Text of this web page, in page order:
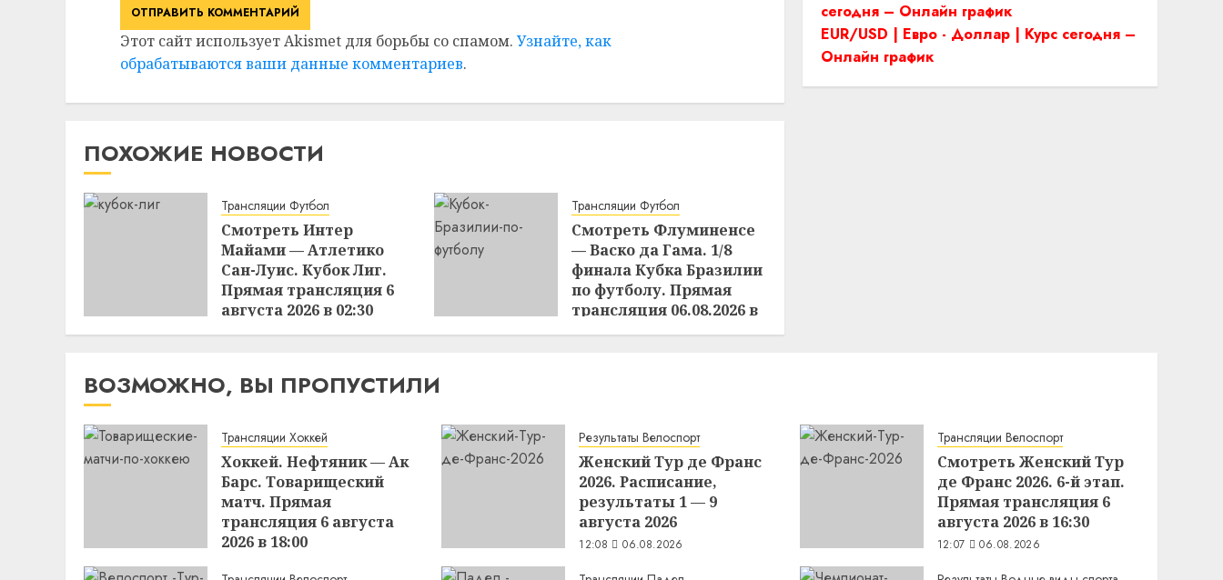
Этот сайт использует Akismet для борьбы со спамом. Узнайте, как
обрабатываются ваши данные комментариев.
ПОХОЖИЕ НОВОСТИ
Трансляции Футбол
Смотреть Интер
Майами — Атлетико
Сан-Луис. Кубок Лиг.
Прямая трансляция 6
августа 2026 в 02:30
22:17 05.08.2026
Трансляции Футбол
Смотреть Флуминенсе
— Васко да Гама. 1/8
финала Кубка Бразилии
по футболу. Прямая
трансляция 06.08.2026 в
03:30
сегодня – Онлайн график
EUR/USD | Евро - Доллар | Курс сегодня –
Онлайн график
ВОЗМОЖНО, ВЫ ПРОПУСТИЛИ
Трансляции Хоккей
Хоккей. Нефтяник — Ак
Барс. Товарищеский
матч. Прямая
трансляция 6 августа
2026 в 18:00
Результаты Велоспорт
Женский Тур де Франс
2026. Расписание,
результаты 1 — 9
августа 2026
12:08 06.08.2026
Трансляции Велоспорт
Смотреть Женский Тур
де Франс 2026. 6-й этап.
Прямая трансляция 6
августа 2026 в 16:30
12:07 06.08.2026